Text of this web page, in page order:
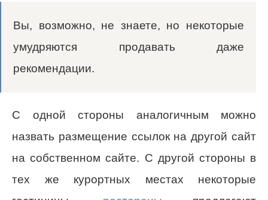
Вы, возможно, не знаете, но некоторые
умудряются продавать даже
рекомендации.
С одной стороны аналогичным можно
назвать размещение ссылок на другой сайт
на собственном сайте. С другой стороны в
тех же курортных местах некоторые